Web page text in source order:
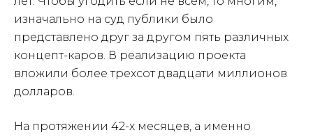
изначально на суд публики было
представлено друг за другом пять различных
концепт-каров. В реализацию проекта
вложили более трехсот двадцати миллионов
долларов.
На протяжении 42-х месяцев, а именно